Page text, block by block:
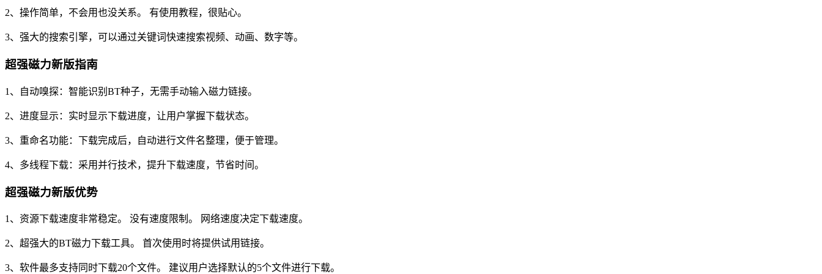
2、操作简单，不会用也没关系。 有使用教程，很贴心。
3、强大的搜索引擎，可以通过关键词快速搜索视频、动画、数字等。
超强磁力新版指南
1、自动嗅探：智能识别BT种子，无需手动输入磁力链接。
2、进度显示：实时显示下载进度，让用户掌握下载状态。
3、重命名功能：下载完成后，自动进行文件名整理，便于管理。
4、多线程下载：采用并行技术，提升下载速度，节省时间。
超强磁力新版优势
1、资源下载速度非常稳定。 没有速度限制。 网络速度决定下载速度。
2、超强大的BT磁力下载工具。 首次使用时将提供试用链接。
3、软件最多支持同时下载20个文件。 建议用户选择默认的5个文件进行下载。